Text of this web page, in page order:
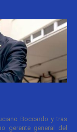
Boccardo y tras
gerente general del